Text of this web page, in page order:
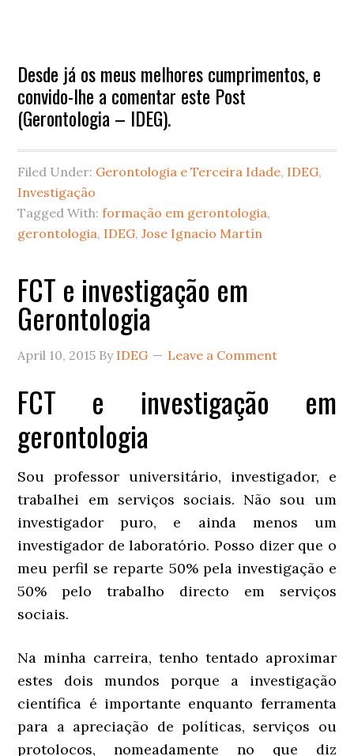
Desde já os meus melhores cumprimentos, e
convido-lhe a comentar este Post
(Gerontologia – IDEG).
Filed Under: Gerontologia e Terceira Idade, IDEG,
Investigação
Tagged With:formação em gerontologia,
gerontologia, IDEG,Jose Ignacio Martín
FCT e investigação em
Gerontologia
April 10, 2015 By IDEG Leave a Comment
FCT e investigação em
gerontologia
Sou professor universitário, investigador, e
trabalhei em serviços sociais. Não sou um
investigador puro, e ainda menos um
investigador de laboratório. Posso dizer que o
meu perfil se reparte 50% pela investigação e
50% pelo trabalho directo em serviços
sociais.
Na minha carreira, tenho tentado aproximar
estes dois mundos porque a investigação
científica é importante enquanto ferramenta
para a apreciação de políticas, serviços ou
protolocos, nomeadamente no que diz